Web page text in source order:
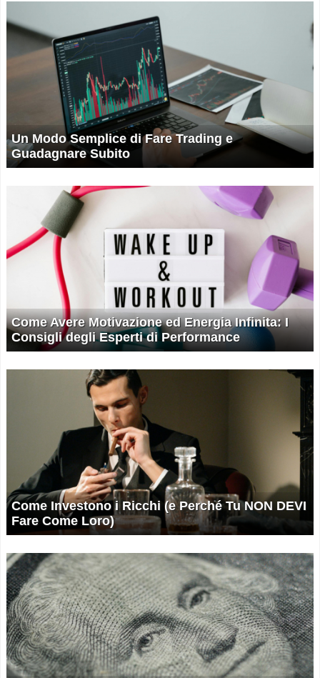
Un Modo Semplice di Fare Trading e
Guadagnare Subito
Come Avere Motivazione ed Energia Infinita: I
Consigli degli Esperti di Performance
Come Investono i Ricchi (e Perché Tu NON DEVI
Fare Come Loro)